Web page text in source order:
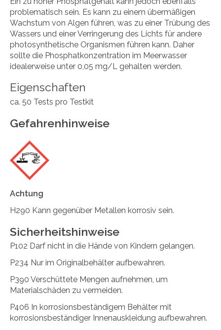
problematisch sein. Es kann zu einem übermäßigen
Wachstum von Algen führen, was zu einer Trübung des
Wassers und einer Verringerung des Lichts für andere
photosynthetische Organismen führen kann. Daher
sollte die Phosphatkonzentration im Meerwasser
idealerweise unter 0,05 mg/L gehalten werden.
Eigenschaften
ca. 50 Tests pro Testkit
Gefahrenhinweise
Achtung
H290 Kann gegenüber Metallen korrosiv sein.
Sicherheitshinweise
P102 Darf nicht in die Hände von Kindern gelangen.
P234 Nur im Originalbehälter aufbewahren.
P390 Verschüttete Mengen aufnehmen, um
Materialschäden zu vermeiden.
P406 In korrosionsbeständigem Behälter mit
korrosionsbeständiger Innenauskleidung aufbewahren.